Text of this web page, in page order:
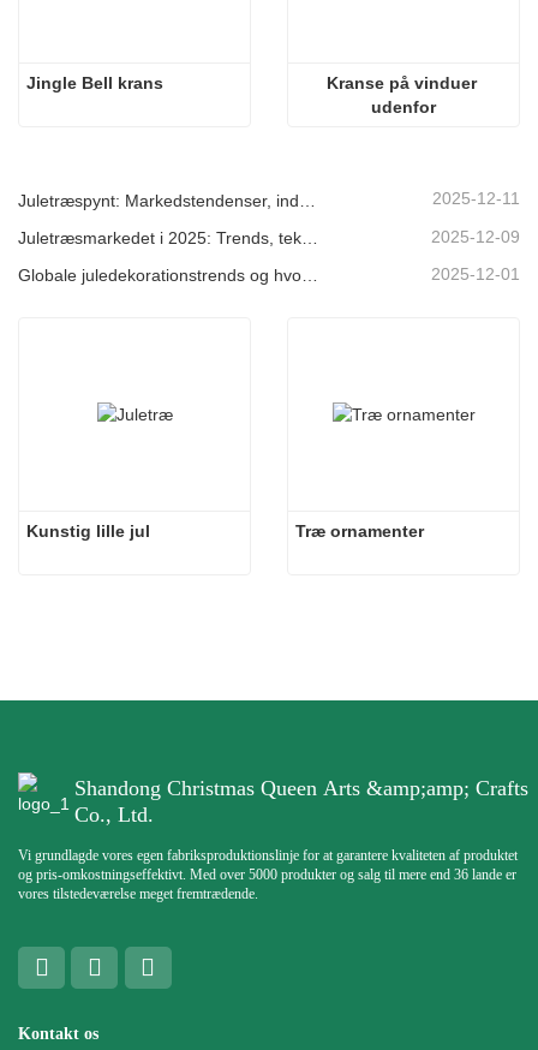
Jingle Bell krans
Kranse på vinduer
udenfor
2025-12-11
2025-12-09
2025-12-01
Kunstig lille jul Træ ornamenter
Shandong Christmas Queen Arts &amp;amp; Crafts
Co., Ltd.
Vi grundlagde vores egen fabriksproduktionslinje for at garantere kvaliteten af ​​produktet
og pris-omkostningseffektivt. Med over 5000 produkter og salg til mere end 36 lande er
vores tilstedeværelse meget fremtrædende.
Kontakt os